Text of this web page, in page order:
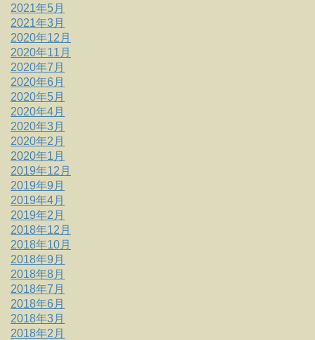
2021年5月
2021年3月
2020年12月
2020年11月
2020年7月
2020年6月
2020年5月
2020年4月
2020年3月
2020年2月
2020年1月
2019年12月
2019年9月
2019年4月
2019年2月
2018年12月
2018年10月
2018年9月
2018年8月
2018年7月
2018年6月
2018年3月
2018年2月